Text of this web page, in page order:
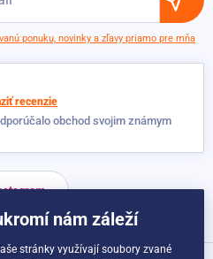
ponuku, novinky a zľavy priamo pre mňa
recenzie
obchod svojim známym
nám záleží
stránky využívají soubory zvané